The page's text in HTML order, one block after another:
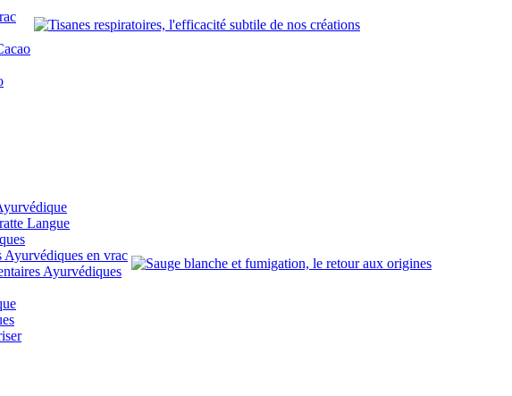
Langue
Ayurvédiques en vrac
Ayurvédiques